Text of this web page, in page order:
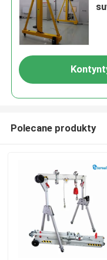
Polecane produkty